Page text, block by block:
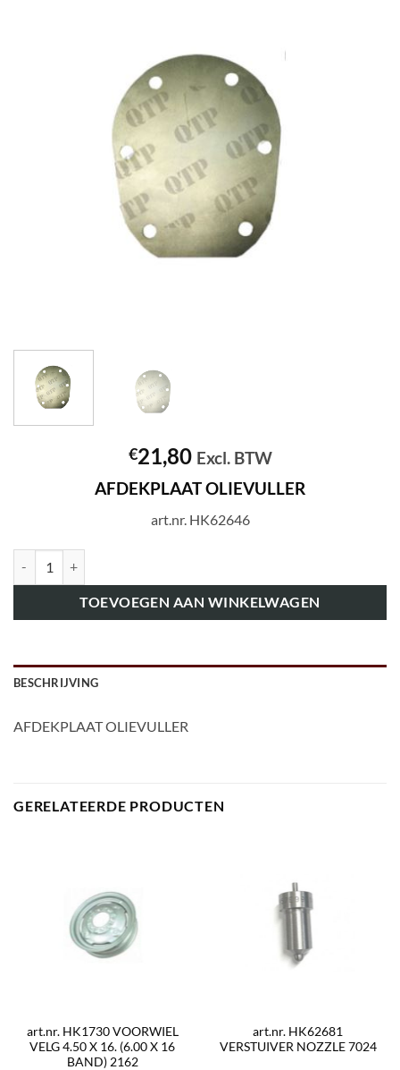
€21,80 Excl. BTW
AFDEKPLAAT OLIEVULLER
art.nr. HK62646
TOEVOEGEN AAN WINKELWAGEN
BESCHRIJVING
AFDEKPLAAT OLIEVULLER
GERELATEERDE PRODUCTEN
art.nr. HK1730 VOORWIEL
VELG 4.50 X 16. (6.00 X 16
BAND) 2162
art.nr. HK62681
VERSTUIVER NOZZLE 7024